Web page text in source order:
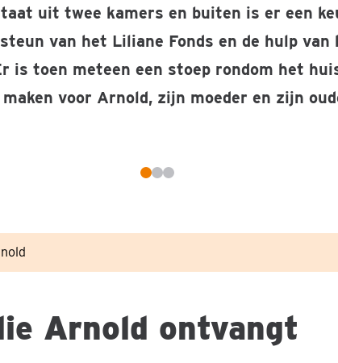
uit twee kamers en buiten is er een
van het Liliane Fonds en de hulp van
is toen meteen een stoep rondom het
voor Arnold, zijn moeder en zijn
e
v
Arnold ontvangt